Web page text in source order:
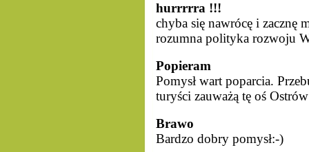
hurrrrra !!!
chyba się nawrócę i
rozumna polityka rozwoju
Popieram
Pomysł wart poparcia.
turyści zauważą tę oś
Brawo
Bardzo dobry pomysł:-)